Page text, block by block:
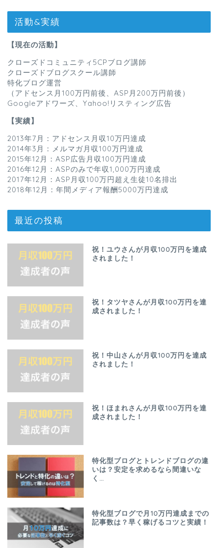
活動&実績
【現在の活動】
クローズドコミュニティ5CPブログ講師
クローズドブログスクール講師
特化ブログ運営
（アドセンス月100万円前後、ASP月200万円前後）
Googleアドワーズ、Yahoo!リスティング広告
【実績】
2013年7月：アドセンス月収10万円達成
2014年3月：メルマガ月収100万円達成
2015年12月：ASP広告月収100万円達成
2016年12月：ASPのみで年収1,000万円達成
2017年12月：ASP月収100万円超え生徒10名排出
2018年12月：年間メディア報酬5000万円達成
最近の投稿
祝！ユウさんが月収100万円を達成
されました！
祝！タツヤさんが月収100万円を達
成されました！
祝！中山さんが月収100万円を達成
されました！
祝！ほまれさんが月収100万円を達
成されました！
特化型ブログとトレンドブログの違
いは？安定を求めるなら間違いな
く…
特化型ブログで月10万円達成までの
記事数は？早く稼げるコツと実績！